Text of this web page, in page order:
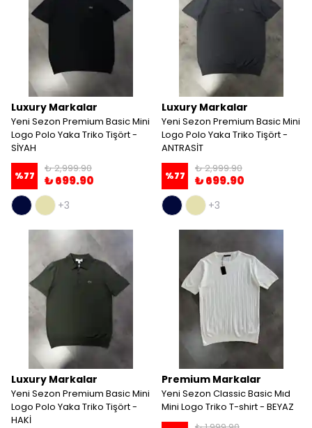
Luxury Markalar
Yeni Sezon Premium Basic Mini
Logo Polo Yaka Triko Tişört -
SİYAH
%77
₺ 2,999.90
₺ 699.90
+3
Luxury Markalar
Yeni Sezon Premium Basic Mini
Logo Polo Yaka Triko Tişört -
ANTRASİT
%77
₺ 2,999.90
₺ 699.90
+3
Luxury Markalar
Yeni Sezon Premium Basic Mini
Logo Polo Yaka Triko Tişört -
HAKİ
Premium Markalar
Yeni Sezon Classic Basic Mıd
Mini Logo Triko T-shirt - BEYAZ